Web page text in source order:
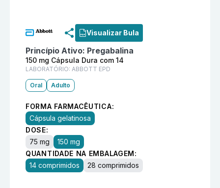
Visualizar Bula
Princípio Ativo: Pregabalina
150 mg Cápsula Dura com 14
LABORATÓRIO: ABBOTT EPD
Oral Adulto
FORMA FARMACÊUTICA:
Cápsula gelatinosa
DOSE:
75 mg
150 mg
QUANTIDADE NA EMBALAGEM:
14 comprimidos
28 comprimidos